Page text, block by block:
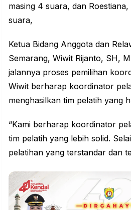
masing 4 suara, dan
suara,
Ketua Bidang Anggota dan
Semarang, Wiwit Rijanto, SH,
jalannya proses pemilihan
Wiwit berharap koordinator
menghasilkan tim pelatih yang
“Kami berharap koordinator
tim pelatih yang lebih solid.
pelatihan yang terstandar dan